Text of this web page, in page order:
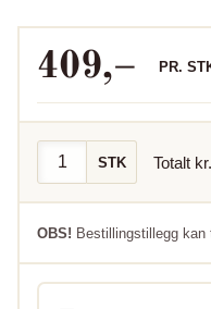
409,– PR.
STK Totalt kr.
OBS! Bestillingstillegg